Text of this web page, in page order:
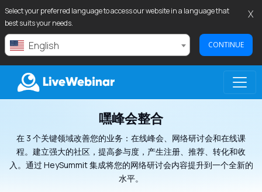
Select your preferred language to access our website in a language that
best suits your needs.
English CONTINUE
X
LIVEWEBINAR.COM嘿峰会整合
在 3 个关键领域改善您的业务：在线峰会、网络研讨会和在线课
程。建立强大的社区，提高参与度，产生注册、推荐、转化和收
入。通过 HeySummit 集成将您的网络研讨会内容提升到一个全新的
水平。